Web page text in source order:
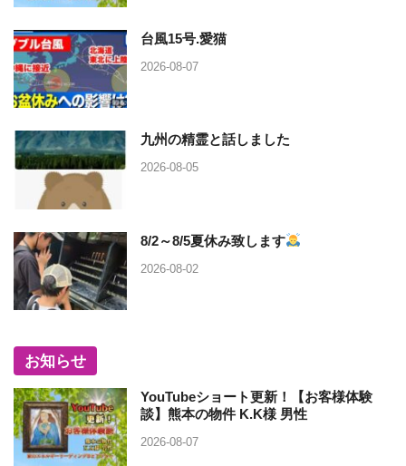
台風15号.愛猫
2026-08-07
九州の精霊と話しました
2026-08-05
8/2～8/5夏休み致します
2026-08-02
お知らせ
YouTubeショート更新！【お客様体験
談】熊本の物件 K.K様 男性
2026-08-07